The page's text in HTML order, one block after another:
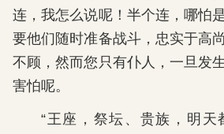
连，我怎么说呢！半个连，哪怕
要他们随时准备战斗，忠实于高
不顾，然而您只有仆人，一旦发
害怕呢。
“王座，祭坛、贵族，明天